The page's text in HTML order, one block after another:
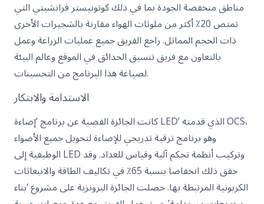
مناطق منخفضة الجودة بما في ذلك كوتونيستر فرانشيتي التي
تمتص 20٪ أكثر من ملوثات الهواء مقارنة بالشجيرات الأخرى
ذات الحجم المماثل. راجع الفريق جميع عمليات الزراعة وعمل
بالتعاون مع فريق تنسيق الحدائق في الموقع وعالم البيئة
لصياغة هذا البرنامج من التحسينات.
الاستدامة والابتكار
كانت الجائزة الفضية عن برنامج ‘إضاءة LED’ الذي قدمته OCS،
وهو برنامج ترقية تدريجي للإضاءة لتحويل جميع الأضواء
الوظيفية إلى LED وتركيب أنظمة تحكم آلية وقياس للعداد. وقد
حقق ذلك انخفاضا بنسبة 65٪ في تكاليف الطاقة والانبعاثات
الكربونية المرتبطة بها. حصلت الجائزة البرونزية على مشروع ‘بناء